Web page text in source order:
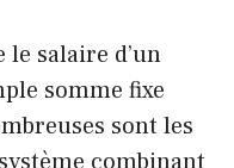
salaire d’un
somme fixe
sont les